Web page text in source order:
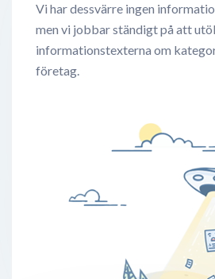
Vi har dessvärre ingen
men vi jobbar ständigt på att
informationstexterna om
företag.